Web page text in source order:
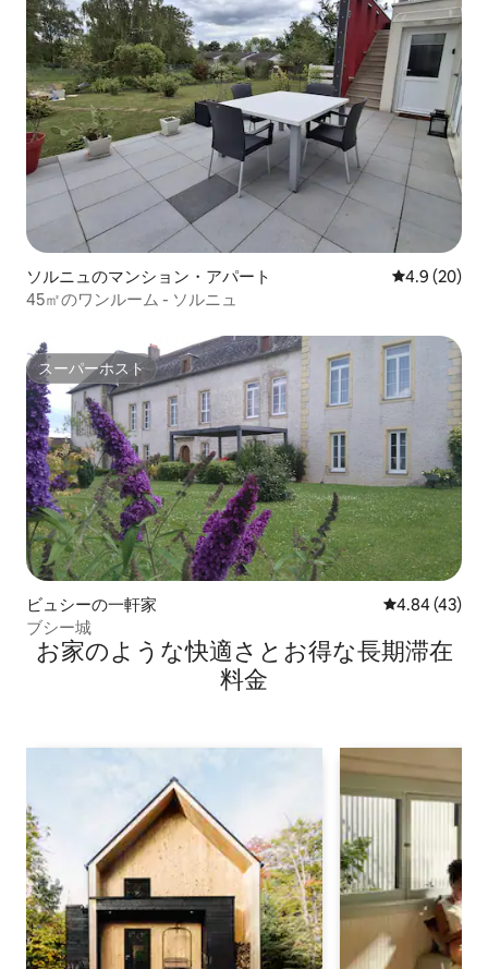
ソルニュのマンション・アパート レビュー20
4.9 (20)
45㎡のワンルーム - ソルニュ
スーパーホスト
スーパーホスト
ビュシーの一軒家 レビュー43
4.84 (43)
ブシー城
お家のような快⁠適⁠さ⁠とお⁠得⁠な長⁠期⁠滞⁠在
料⁠金